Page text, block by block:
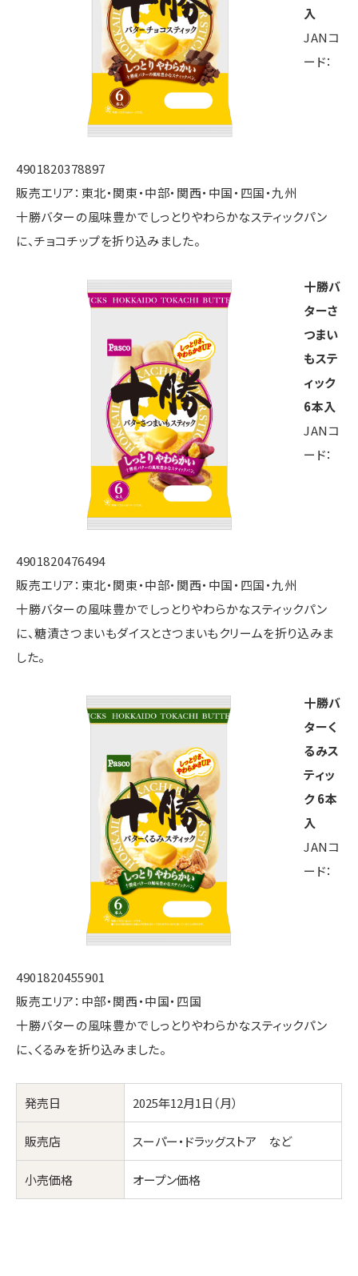
入
JANコ
ード：
4901820378897
販売エリア：東北・関東・中部・関西・中国・四国・九州
十勝バターの風味豊かでしっとりやわらかなスティックパン
に、チョコチップを折り込みました。
十勝バ
ターさ
つまい
もステ
ィック
6本入
JANコ
ード：
4901820476494
販売エリア：東北・関東・中部・関西・中国・四国・九州
十勝バターの風味豊かでしっとりやわらかなスティックパン
に、糖漬さつまいもダイスとさつまいもクリームを折り込みま
した。
十勝バ
ターく
るみス
ティッ
ク 6本
入
JANコ
ード：
4901820455901
販売エリア：中部・関西・中国・四国
十勝バターの風味豊かでしっとりやわらかなスティックパン
に、くるみを折り込みました。
発売日 2025年12月1日（月）
販売店 スーパー・ドラッグストア など
小売価格 オープン価格